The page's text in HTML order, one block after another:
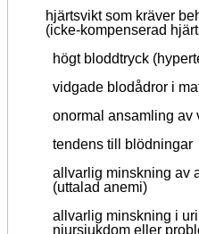
hjärtsvikt som kräver
(icke-kompenserad
högt bloddtryck
vidgade blodådror i
onormal ansamling av
tendens till blödningar
allvarlig minskning av
(uttalad anemi)
allvarlig minskning i
njursjukdom eller